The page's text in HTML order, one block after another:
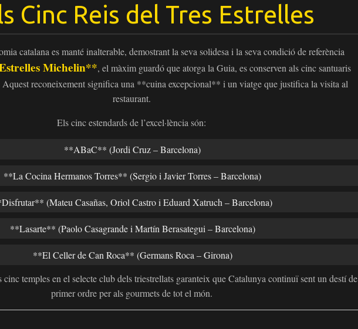
Cinc Reis del Tres Estrelles
catalana es manté inalterable, demostrant la seva solidesa i la seva condició de referència
Michelin**, el màxim guardó que atorga la Guia, es conserven als cinc santuaris
reconeixement significa una **cuina excepcional** i un viatge que justifica la visita al
restaurant.
Els cinc estendards de l’excel·lència són:
**ABaC** (Jordi Cruz – Barcelona)
**La Cocina Hermanos Torres** (Sergio i Javier Torres – Barcelona)
(Mateu Casañas, Oriol Castro i Eduard Xatruch – Barcelona)
**Lasarte** (Paolo Casagrande i Martín Berasategui – Barcelona)
**El Celler de Can Roca** (Germans Roca – Girona)
cinc temples en el selecte club dels triestrellats garanteix que Catalunya continuï sent un destí de
primer ordre per als gourmets de tot el món.